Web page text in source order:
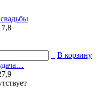
+ В корзину